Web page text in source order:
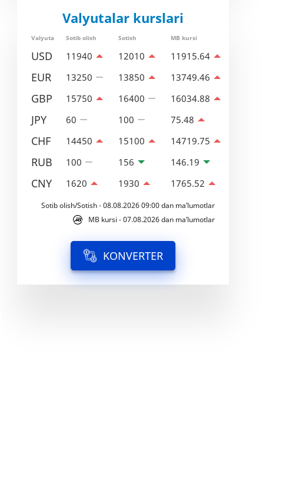
Valyutalar kurslari
Valyuta Sotib olish Sotish MB kursi
USD 11940 12010 11915.64
EUR 13250 13850 13749.46
GBP 15750 16400 16034.88
JPY 60 100 75.48
CHF 14450 15100 14719.75
RUB 100 156 146.19
CNY 1620 1930 1765.52
Sotib olish/Sotish - 08.08.2026 09:00 dan ma’lumotlar
MB kursi - 07.08.2026 dan ma’lumotlar
KONVERTER